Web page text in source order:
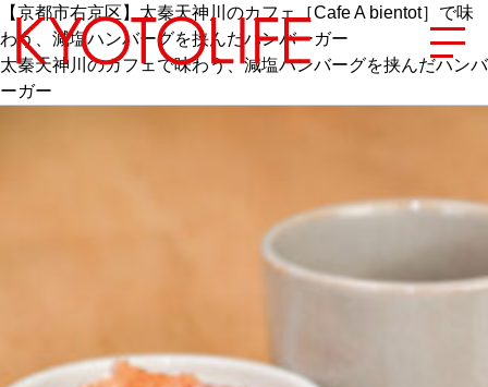
カテゴリーから探す
NEW OPEN
【京都市右京区】太秦天神川のカフェ［Cafe A bientot］で味
わう、減塩ハンバーグを挟んだハンバーガー
太秦天神川のカフェで味わう、減塩ハンバーグを挟んだハンバ
ーガー